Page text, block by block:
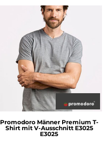
Promodoro Männer Premium T-
Shirt mit V-Ausschnitt E3025
E3025